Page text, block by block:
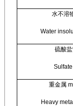
水不溶
Water
硫酸盐
重金属
Heavy